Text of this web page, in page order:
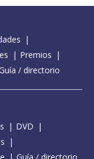
Premios
/ directorio
DVD